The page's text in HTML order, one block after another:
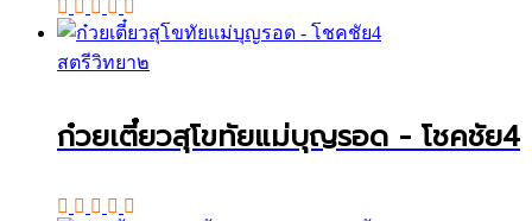
สตรีวิทยา๒
ก๋วยเตี๋ยวสุโขทัยแม่บุญรอด - โชคชัย4